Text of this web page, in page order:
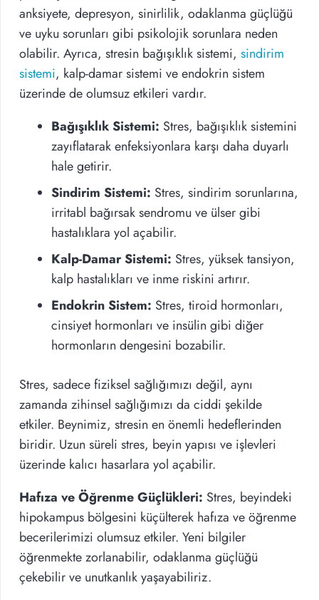
anksiyete, depresyon, sinirlilik, odaklanma güçlüğü
ve uyku sorunları gibi psikolojik sorunlara neden
olabilir. Ayrıca, stresin bağışıklık sistemi, sindirim
sistemi, kalp-damar sistemi ve endokrin sistem
üzerinde de olumsuz etkileri vardır.
Bağışıklık Sistemi: Stres, bağışıklık sistemini
zayıflatarak enfeksiyonlara karşı daha duyarlı
hale getirir.
Sindirim Sistemi: Stres, sindirim sorunlarına,
irritabl bağırsak sendromu ve ülser gibi
hastalıklara yol açabilir.
Kalp-Damar Sistemi: Stres, yüksek tansiyon,
kalp hastalıkları ve inme riskini artırır.
Endokrin Sistem: Stres, tiroid hormonları,
cinsiyet hormonları ve insülin gibi diğer
hormonların dengesini bozabilir.
Stres, sadece fiziksel sağlığımızı değil, aynı
zamanda zihinsel sağlığımızı da ciddi şekilde
etkiler. Beynimiz, stresin en önemli hedeflerinden
biridir. Uzun süreli stres, beyin yapısı ve işlevleri
üzerinde kalıcı hasarlara yol açabilir.
Hafıza ve Öğrenme Güçlükleri: Stres, beyindeki
hipokampus bölgesini küçülterek hafıza ve öğrenme
becerilerimizi olumsuz etkiler. Yeni bilgiler
öğrenmekte zorlanabilir, odaklanma güçlüğü
çekebilir ve unutkanlık yaşayabiliriz.